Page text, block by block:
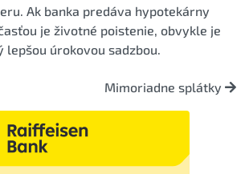
Ak banka predáva hypotekárny
je životné poistenie, obvykle je
lepšou úrokovou sadzbou.
Mimoriadne splátky